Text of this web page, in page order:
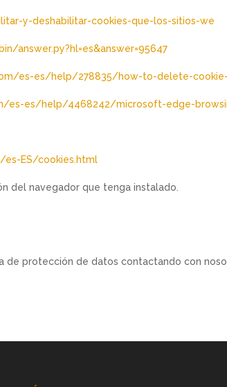
y-deshabilitar-cookies-que-los-sitios-we
answer.py?hl=es&answer=95647
es-es/help/278835/how-to-delete-
es-es/help/4468242/microsoft-edge-
ES/cookies.html
del navegador que tenga instalado.
de protección de datos contactando con